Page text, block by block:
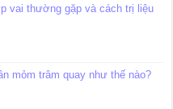
vai thường gặp và cách trị liệu
mỏm trâm quay như thế nào?